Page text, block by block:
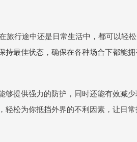
旅行途中还是日常生活中，都可以轻
最佳状态，确保在各种场合下都能
提供强力的防护，同时还能有效减少
松为你抵挡外界的不利因素，让日常